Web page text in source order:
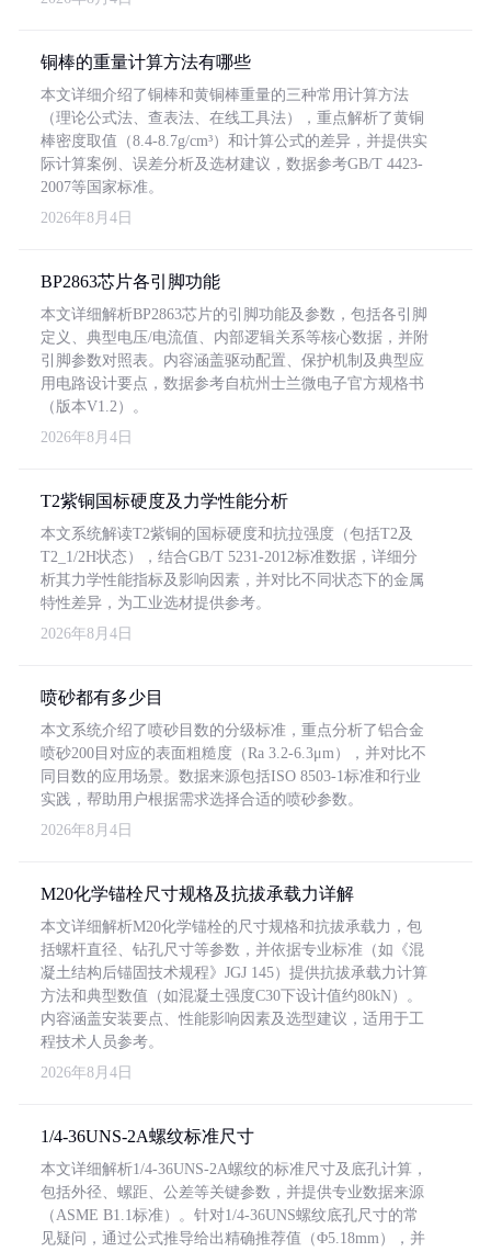
铜棒的重量计算方法有哪些
本文详细介绍了铜棒和黄铜棒重量的三种常用计算方法
（理论公式法、查表法、在线工具法），重点解析了黄铜
棒密度取值（8.4-8.7g/cm³）和计算公式的差异，并提供实
际计算案例、误差分析及选材建议，数据参考GB/T 4423-
2007等国家标准。
2026年8月4日
BP2863芯片各引脚功能
本文详细解析BP2863芯片的引脚功能及参数，包括各引脚
定义、典型电压/电流值、内部逻辑关系等核心数据，并附
引脚参数对照表。内容涵盖驱动配置、保护机制及典型应
用电路设计要点，数据参考自杭州士兰微电子官方规格书
（版本V1.2）。
2026年8月4日
T2紫铜国标硬度及力学性能分析
本文系统解读T2紫铜的国标硬度和抗拉强度（包括T2及
T2_1/2H状态），结合GB/T 5231-2012标准数据，详细分
析其力学性能指标及影响因素，并对比不同状态下的金属
特性差异，为工业选材提供参考。
2026年8月4日
喷砂都有多少目
本文系统介绍了喷砂目数的分级标准，重点分析了铝合金
喷砂200目对应的表面粗糙度（Ra 3.2-6.3μm），并对比不
同目数的应用场景。数据来源包括ISO 8503-1标准和行业
实践，帮助用户根据需求选择合适的喷砂参数。
2026年8月4日
M20化学锚栓尺寸规格及抗拔承载力详解
本文详细解析M20化学锚栓的尺寸规格和抗拔承载力，包
括螺杆直径、钻孔尺寸等参数，并依据专业标准（如《混
凝土结构后锚固技术规程》JGJ 145）提供抗拔承载力计算
方法和典型数值（如混凝土强度C30下设计值约80kN）。
内容涵盖安装要点、性能影响因素及选型建议，适用于工
程技术人员参考。
2026年8月4日
1/4-36UNS-2A螺纹标准尺寸
本文详细解析1/4-36UNS-2A螺纹的标准尺寸及底孔计算，
包括外径、螺距、公差等关键参数，并提供专业数据来源
（ASME B1.1标准）。针对1/4-36UNS螺纹底孔尺寸的常
见疑问，通过公式推导给出精确推荐值（Φ5.18mm），并